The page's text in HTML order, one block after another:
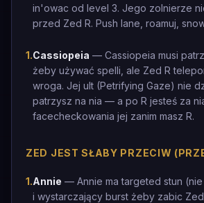
in'owac od level 3. Jego zolnierze
przed Zed R. Push lane, roamuj,
1.Cassiopeia — Cassiopeia musi
żeby używać spelli, ale Zed R
wroga. Jej ult (Petrifying Gaze) nie
patrzysz na nia — a po R jesteś za
facecheckowania jej zanim masz R.
ZED JEST SŁABY PRZECIW
1.Annie — Annie ma targeted stun
i wystarczający burst żeby zabic